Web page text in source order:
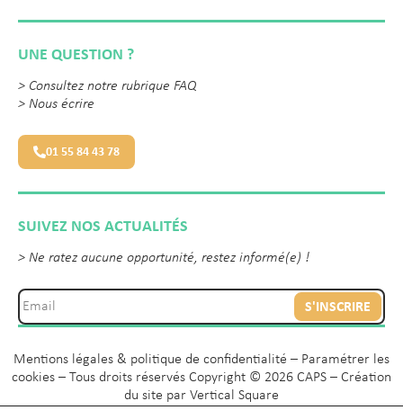
UNE QUESTION ?
> Consultez notre rubrique FAQ
> Nous écrire
01 55 84 43 78
SUIVEZ NOS ACTUALITÉS
> Ne ratez aucune opportunité, restez informé(e) !
S'INSCRIRE
Mentions légales & politique de confidentialité – Paramétrer les
cookies – Tous droits réservés Copyright © 2026 CAPS – Création
du site par Vertical Square